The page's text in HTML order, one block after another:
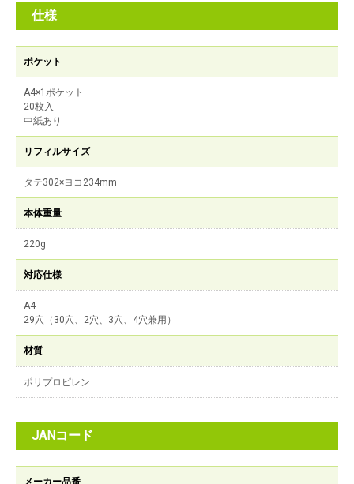
仕様
ポケット
A4×1ポケット
20枚入
中紙あり
リフィルサイズ
タテ302×ヨコ234mm
本体重量
220g
対応仕様
A4
29穴（30穴、2穴、3穴、4穴兼用）
材質
ポリプロピレン
JANコード
メーカー品番